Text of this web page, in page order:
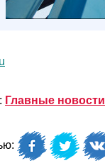
Главные новости